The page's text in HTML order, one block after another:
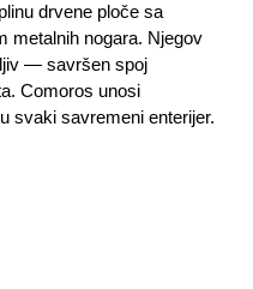
drvene ploče sa
metalnih nogara. Njegov
— savršen spoj
Comoros unosi
svaki savremeni enterijer.